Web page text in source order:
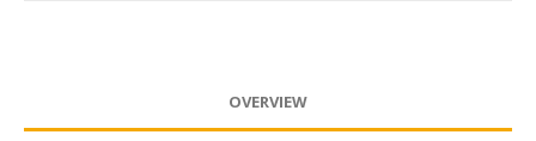
OVERVIEW